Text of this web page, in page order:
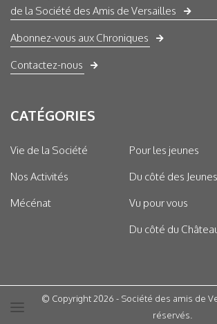
de la Société des Amis de Versailles
Abonnez-vous aux Chroniques
Contactez-nous
CATÉGORIES
Vie de la Société
Nos Activités
Mécénat
Pour les jeunes
Du côté des
Vu pour vous
Du côté du
© Copyright 2026 - Société des amis de
réservés.